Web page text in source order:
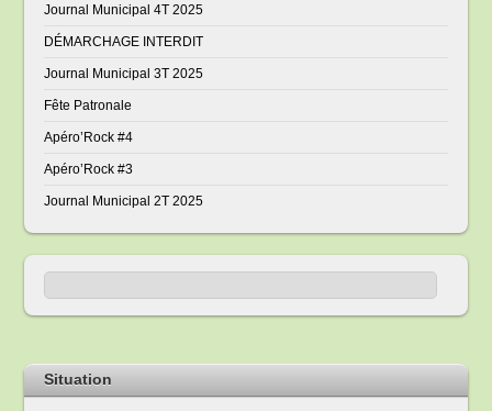
Journal Municipal 4T 2025
DÉMARCHAGE INTERDIT
Journal Municipal 3T 2025
Fête Patronale
Apéro’Rock #4
Apéro’Rock #3
Journal Municipal 2T 2025
Situation